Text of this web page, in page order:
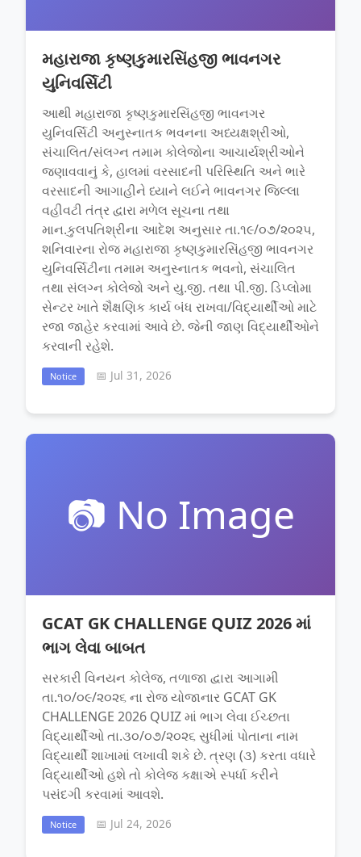
મહારાજા કૃષ્ણકુમારસિંહજી ભાવનગર
યુનિવર્સિટી
આથી મહારાજા કૃષ્ણકુમારસિંહજી ભાવનગર
યુનિવર્સિટી અનુસ્નાતક ભવનના અધ્યક્ષશ્રીઓ,
સંચાલિત/સંલગ્ન તમામ કોલેજોના આચાર્યશ્રીઓને
જણાવવાનું કે, હાલમાં વરસાદની પરિસ્થિતિ અને ભારે
વરસાદની આગાહીને ધ્યાને લઈને ભાવનગર જિલ્લા
વહીવટી તંત્ર દ્વારા મળેલ સૂચના તથા
માન.કુલપતિશ્રીના આદેશ અનુસાર તા.૧૯/૦૭/૨૦૨૫,
શનિવારના રોજ મહારાજા કૃષ્ણકુમારસિંહજી ભાવનગર
યુનિવર્સિટીના તમામ અનુસ્નાતક ભવનો, સંચાલિત
તથા સંલગ્ન કોલેજો અને યુ.જી. તથા પી.જી. ડિપ્લોમા
સેન્ટર ખાતે શૈક્ષણિક કાર્ય બંધ રાખવા/વિદ્યાર્થીઓ માટે
રજા જાહેર કરવામાં આવે છે. જેની જાણ વિદ્યાર્થીઓને
કરવાની રહેશે.
Notice 📅 Jul 31, 2026
📷 No Image
GCAT GK CHALLENGE QUIZ 2026 માં
ભાગ લેવા બાબત
સરકારી વિનયન કોલેજ, તળાજા દ્વારા આગામી
તા.૧૦/૦૯/૨૦૨૬ ના રોજ યોજાનાર GCAT GK
CHALLENGE 2026 QUIZ માં ભાગ લેવા ઈચ્છતા
વિદ્યાર્થીઓ તા.૩૦/૦૭/૨૦૨૬ સુધીમાં પોતાના નામ
વિદ્યાર્થી શાખામાં લખાવી શકે છે. ત્રણ (૩) કરતા વધારે
વિદ્યાર્થીઓ હશે તો કોલેજ કક્ષાએ સ્પર્ધા કરીને
પસંદગી કરવામાં આવશે.
Notice 📅 Jul 24, 2026